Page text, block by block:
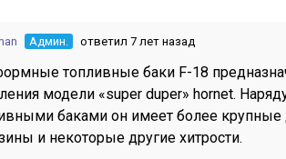
Админ. ответил 7 лет назад
топливные баки F-18
модели «super duper» hornet.
баками он имеет более крупные
и некоторые другие хитрости.